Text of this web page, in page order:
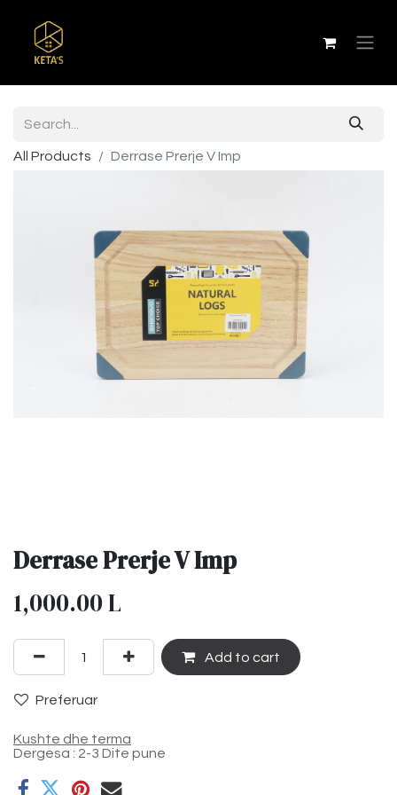
All Products Derrase Prerje V Imp
Derrase Prerje V Imp
1,000.00L
Add to cart
Preferuar
Kushte dhe terma
Dergesa : 2-3 Dite pune